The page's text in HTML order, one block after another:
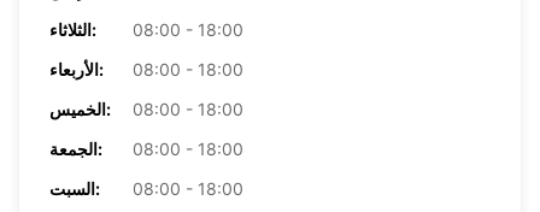
الثلاثاء:
08:00 - 18:00
الأربعاء:
08:00 - 18:00
الخميس:
08:00 - 18:00
الجمعة:
08:00 - 18:00
السبت:
08:00 - 18:00